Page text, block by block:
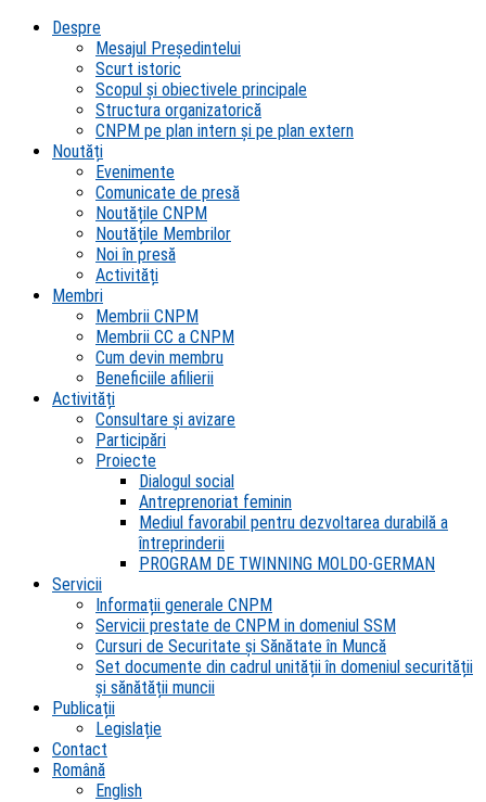
Despre
Mesajul Președintelui
Scurt istoric
Scopul şi obiectivele principale
Structura organizatorică
CNPM pe plan intern şi pe plan extern
Noutăți
Evenimente
Comunicate de presă
Noutățile CNPM
Noutățile Membrilor
Noi în presă
Activități
Membri
Membrii CNPM
Membrii CC a CNPM
Cum devin membru
Beneficiile afilierii
Activități
Consultare și avizare
Participări
Proiecte
Dialogul social
Antreprenoriat feminin
Mediul favorabil pentru dezvoltarea durabilă a
întreprinderii
PROGRAM DE TWINNING MOLDO-GERMAN
Servicii
Informații generale CNPM
Servicii prestate de CNPM in domeniul SSM
Cursuri de Securitate și Sănătate în Muncă
Set documente din cadrul unității în domeniul securității
și sănătății muncii
Publicații
Legislație
Contact
Română
English